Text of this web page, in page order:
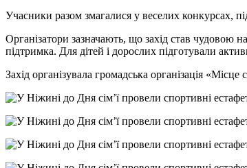
Учасники разом змагалися у веселих конкурсах,
Організатори зазначають, що захід став чудовою
підтримка. Для дітей і дорослих підготували
Захід організувала громадська організація